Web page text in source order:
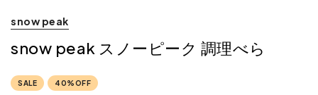
snow peak
snow peak スノーピーク 調理べら
SALE 40%OFF